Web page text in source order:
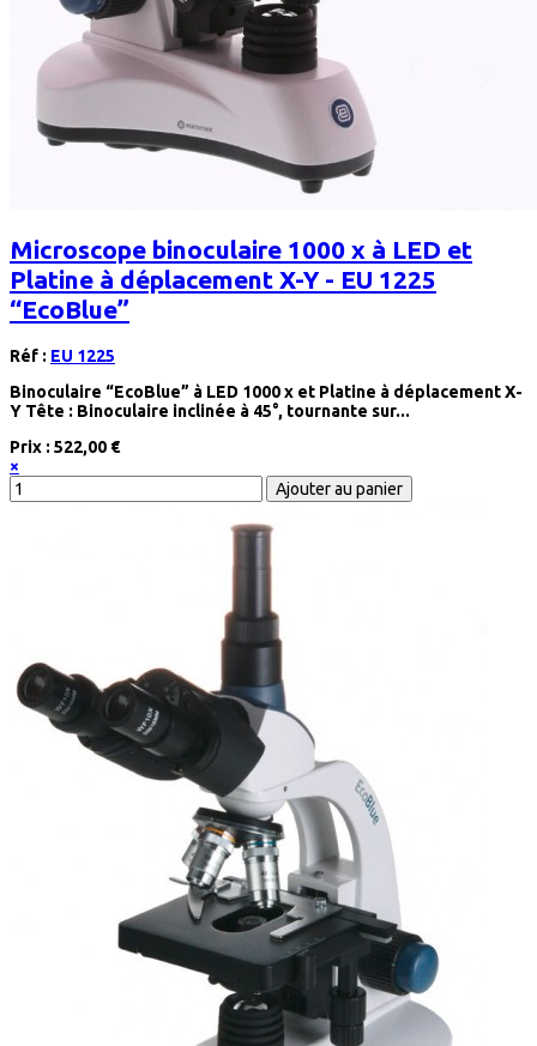
Microscope binoculaire 1000 x à LED et
Platine à déplacement X-Y - EU 1225
“EcoBlue”
Réf : EU 1225
Binoculaire “EcoBlue” à LED 1000 x et Platine à déplacement X-
Y Tête : Binoculaire inclinée à 45°, tournante sur...
Prix : 522,00 €
×